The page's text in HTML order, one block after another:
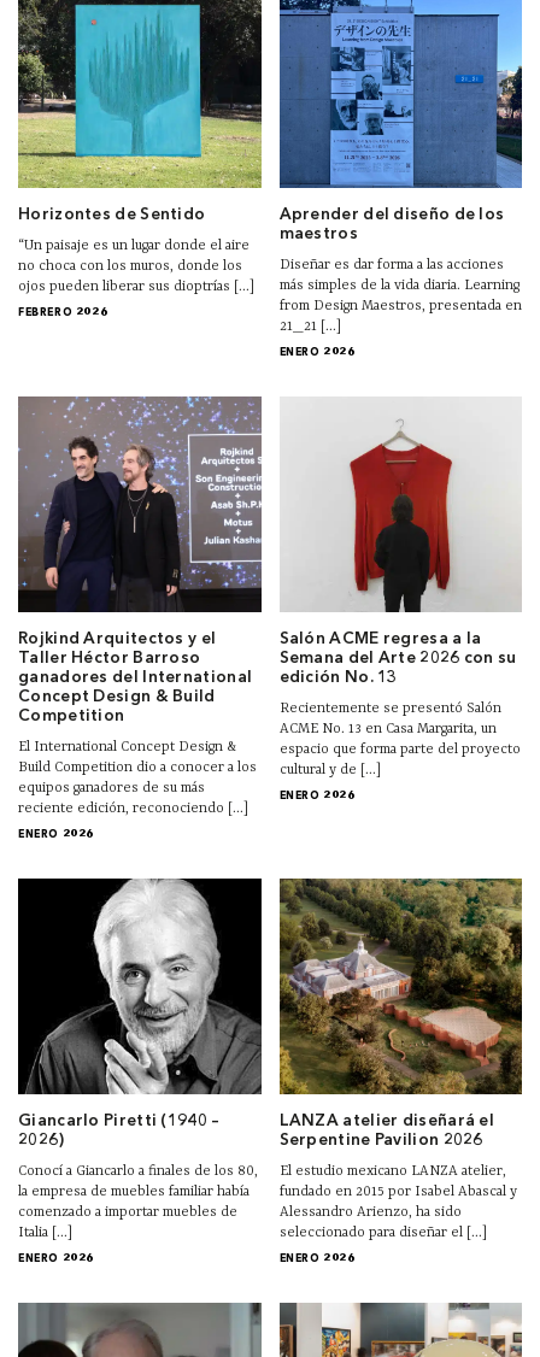
Horizontes de Sentido
“Un paisaje es un lugar donde el aire
no choca con los muros, donde los
ojos pueden liberar sus dioptrías [...]
FEBRERO 2026
Aprender del diseño de los
maestros
Diseñar es dar forma a las acciones
más simples de la vida diaria. Learning
from Design Maestros, presentada en
21_21 [...]
ENERO 2026
Rojkind Arquitectos y el
Taller Héctor Barroso
ganadores del International
Concept Design & Build
Competition
El International Concept Design &
Build Competition dio a conocer a los
equipos ganadores de su más
reciente edición, reconociendo [...]
ENERO 2026
Salón ACME regresa a la
Semana del Arte 2026 con su
edición No. 13
Recientemente se presentó Salón
ACME No. 13 en Casa Margarita, un
espacio que forma parte del proyecto
cultural y de [...]
ENERO 2026
Giancarlo Piretti (1940 –
2026)
Conocí a Giancarlo a finales de los 80,
la empresa de muebles familiar había
comenzado a importar muebles de
Italia [...]
ENERO 2026
LANZA atelier diseñará el
Serpentine Pavilion 2026
El estudio mexicano LANZA atelier,
fundado en 2015 por Isabel Abascal y
Alessandro Arienzo, ha sido
seleccionado para diseñar el [...]
ENERO 2026